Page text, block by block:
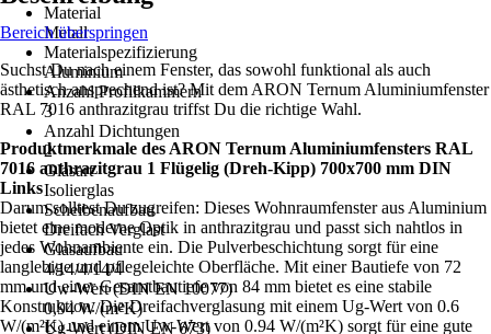
Material
Metall
Materialspezifizierung
Aluminium
Anzahl Profilkammern
3
Anzahl Dichtungen
2
Glasart
Isolierglas
Scheibenaufbau
Dreifach Verglast
Glasaufbau
4/14/4/14/4
Uw-Wert (DIN EN 10077)
0,94 W/(m²K)
Ug-Wert (DIN EN 673)
Bereich überspringen
Suchst Du nach einem Fenster, das sowohl funktional als auch
ästhetisch ansprechend ist? Mit dem ARON Ternum Aluminiumfenster
RAL 7016 anthrazitgrau triffst Du die richtige Wahl.
Produktmerkmale des ARON Ternum Aluminiumfensters RAL
7016 anthrazitgrau 1 Flügelig (Dreh-Kipp) 700x700 mm DIN
Links
Darum solltest Du zugreifen: Dieses Wohnraumfenster aus Aluminium
bietet eine moderne Optik in anthrazitgrau und passt sich nahtlos in
jedes Wohnambiente ein. Die Pulverbeschichtung sorgt für eine
langlebige und pflegeleichte Oberfläche. Mit einer Bautiefe von 72
mm und einer Gesamtbautiefe von 84 mm bietet es eine stabile
Konstruktion. Die Dreifachverglasung mit einem Ug-Wert von 0.6
W/(m²K) und einem Uw-Wert von 0.94 W/(m²K) sorgt für eine gute